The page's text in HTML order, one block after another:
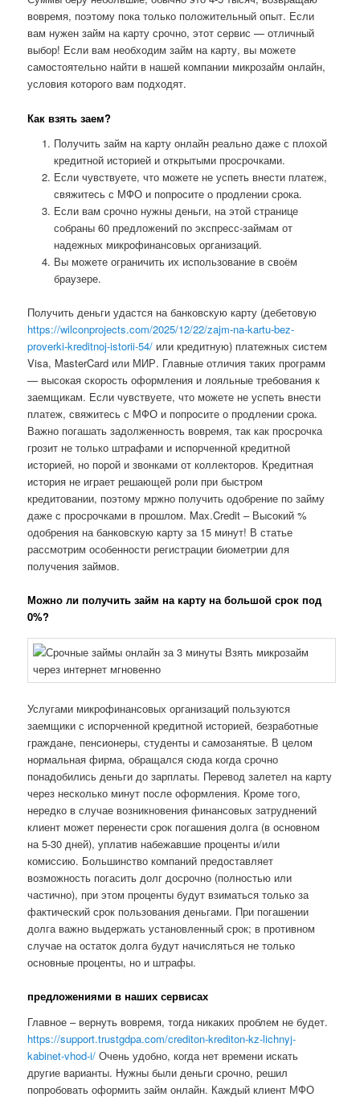
вовремя, поэтому пока только положительный опыт. Если
вам нужен займ на карту срочно, этот сервис — отличный
выбор! Если вам необходим займ на карту, вы можете
самостоятельно найти в нашей компании микрозайм онлайн,
условия которого вам подходят.
Как взять заем?
Получить займ на карту онлайн реально даже с плохой
кредитной историей и открытыми просрочками.
Если чувствуете, что можете не успеть внести платеж,
свяжитесь с МФО и попросите о продлении срока.
Если вам срочно нужны деньги, на этой странице
собраны 60 предложений по экспресс-займам от
надежных микрофинансовых организаций.
Вы можете ограничить их использование в своём
браузере.
Получить деньги удастся на банковскую карту (дебетовую
https://wilconprojects.com/2025/12/22/zajm-na-kartu-bez-
proverki-kreditnoj-istorii-54/ или кредитную) платежных систем
Visa, MasterCard или МИР. Главные отличия таких программ
— высокая скорость оформления и лояльные требования к
заемщикам. Если чувствуете, что можете не успеть внести
платеж, свяжитесь с МФО и попросите о продлении срока.
Важно погашать задолженность вовремя, так как просрочка
грозит не только штрафами и испорченной кредитной
историей, но порой и звонками от коллекторов. Кредитная
история не играет решающей роли при быстром
кредитовании, поэтому мржно получить одобрение по займу
даже с просрочками в прошлом. Max.Credit – Высокий %
одобрения на банковскую карту за 15 минут! В статье
рассмотрим особенности регистрации биометрии для
получения займов.
Можно ли получить займ на карту на большой срок под
0%?
Услугами микрофинансовых организаций пользуются
заемщики с испорченной кредитной историей, безработные
граждане, пенсионеры, студенты и самозанятые. В целом
нормальная фирма, обращался сюда когда срочно
понадобились деньги до зарплаты. Перевод залетел на карту
через несколько минут после оформления. Кроме того,
нередко в случае возникновения финансовых затруднений
клиент может перенести срок погашения долга (в основном
на 5-30 дней), уплатив набежавшие проценты и/или
комиссию. Большинство компаний предоставляет
возможность погасить долг досрочно (полностью или
частично), при этом проценты будут взиматься только за
фактический срок пользования деньгами. При погашении
долга важно выдержать установленный срок; в противном
случае на остаток долга будут начисляться не только
основные проценты, но и штрафы.
предложениями в наших сервисах
Главное – вернуть вовремя, тогда никаких проблем не будет.
https://support.trustgdpa.com/crediton-krediton-kz-lichnyj-
kabinet-vhod-i/ Очень удобно, когда нет времени искать
другие варианты. Нужны были деньги срочно, решил
попробовать оформить займ онлайн. Каждый клиент МФО